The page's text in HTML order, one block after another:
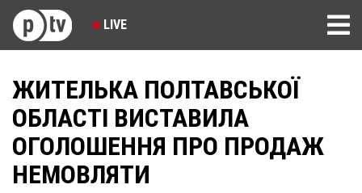
LIVE
ЖИТЕЛЬКА ПОЛТАВСЬКОЇ
ОБЛАСТІ ВИСТАВИЛА
ОГОЛОШЕННЯ ПРО ПРОДАЖ
НЕМОВЛЯТИ